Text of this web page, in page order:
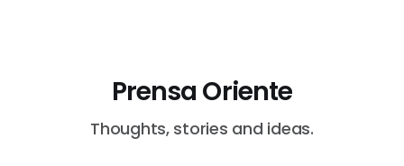
Prensa Oriente
Thoughts, stories and ideas.